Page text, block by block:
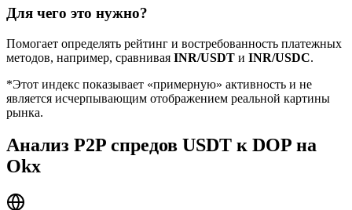
Для чего это нужно?
Помогает определять рейтинг и востребованность платежных
методов, например, сравнивая INR/USDT и INR/USDC.
*Этот индекс показывает «примерную» активность и не
является исчерпывающим отображением реальной картины
рынка.
Анализ P2P спредов USDT к DOP на
Okx